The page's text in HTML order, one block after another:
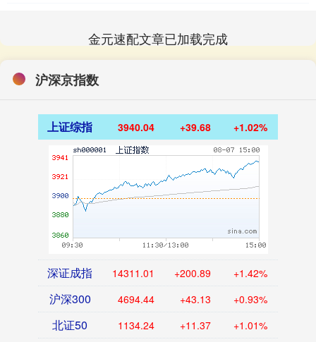
金元速配文章已加载完成
沪深京指数
上证综指 3940.04 +39.68 +1.02%
深证成指 14311.01 +200.89 +1.42%
沪深300 4694.44 +43.13 +0.93%
北证50 1134.24 +11.37 +1.01%